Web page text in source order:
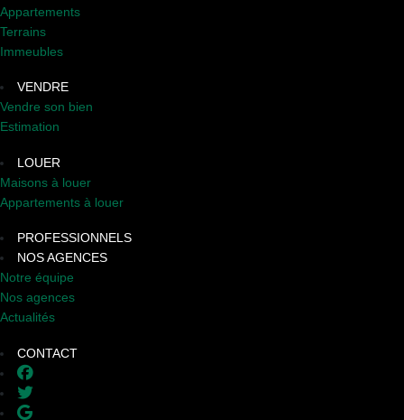
Appartements
Terrains
Immeubles
VENDRE
Vendre son bien
Estimation
LOUER
Maisons à louer
Appartements à louer
PROFESSIONNELS
NOS AGENCES
Notre équipe
Nos agences
Actualités
CONTACT